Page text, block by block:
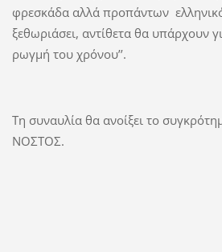
φρεσκάδα αλλά προπάντων
ξεθωριάσει, αντίθετα θα υπάρχουν
ρωγμή του χρόνου’’.
Τη συναυλία θα ανοίξει το
ΝΟΣΤΟΣ.